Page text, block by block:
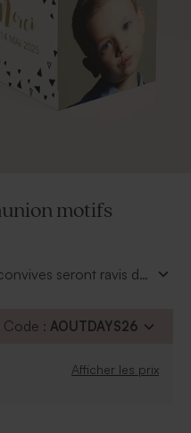
motifs
seront ravis de
de ses photos,
Reste à y mettre
Code : AOUTDAYS26
Afficher les prix